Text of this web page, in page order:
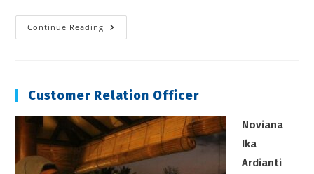
Continue Reading Basic
Accounting
Customer Relation Officer
Noviana
Ika
Ardianti